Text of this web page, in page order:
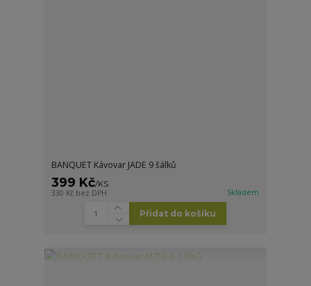
BANQUET Kávovar JADE 9 šálků
399 Kč/KS
330 Kč bez DPH Skladem
Přidat do košíku